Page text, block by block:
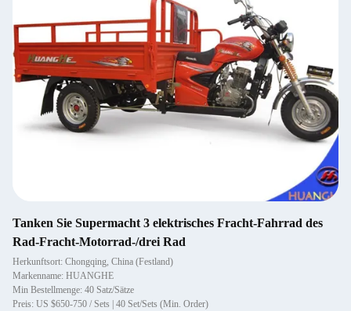
Tanken Sie Supermacht 3 elektrisches Fracht-Fahrrad des
Rad-Fracht-Motorrad-/drei Rad
Herkunftsort: Chongqing, China (Festland)
Markenname: HUANGHE
Min Bestellmenge: 40 Satz/Sätze
Preis: US $650-750 / Sets | 40 Set/Sets (Min. Order)